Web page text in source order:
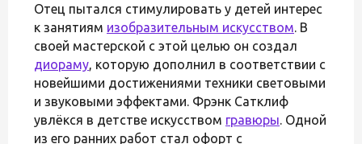
Отец пытался стимулировать у детей интерес
к занятиям изобразительным искусством. В
своей мастерской с этой целью он создал
диораму, которую дополнил в соответствии с
новейшими достижениями техники световыми
и звуковыми эффектами. Фрэнк Сатклиф
увлёкся в детстве искусством гравюры. Одной
из его ранних работ стал офорт с